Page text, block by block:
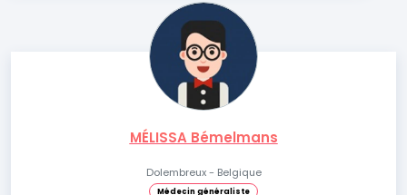
MÉLISSA Bémelmans
Dolembreux - Belgique
Médecin généraliste